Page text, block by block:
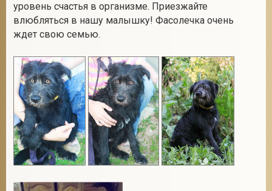
уровень счастья в организме. Приезжайте
влюбляться в нашу малышку! Фасолечка очень
ждет свою семью.